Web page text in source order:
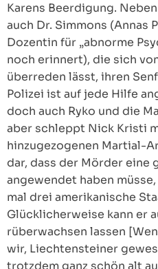
Karens Beerdigung.
auch Dr. Simmons (Annas
Dozentin für „abnorme
noch erinnert), die sich
überreden lässt, ihren
Polizei ist auf jede Hilfe
doch auch Ryko und die
aber schleppt Nick Kristi
hinzugezogenen Martial-
dar, dass der Mörder eine
angewendet haben
mal drei amerikanische
Glücklicherweise kann er
rüberwachsen lassen
wir, Liechtensteiner
trotzdem ganz schön alt